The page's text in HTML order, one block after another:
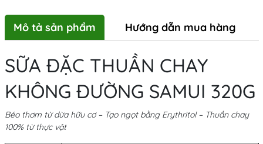
Mô tả sản phẩm Hướng dẫn mua hàng
SỮA ĐẶC THUẦN CHAY
KHÔNG ĐƯỜNG SAMUI 320G
Béo thơm từ dừa hữu cơ – Tạo ngọt bằng Erythritol – Thuần chay
100% từ thực vật